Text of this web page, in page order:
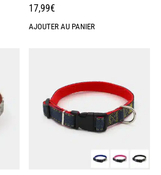
17,99€
AJOUTER AU PANIER